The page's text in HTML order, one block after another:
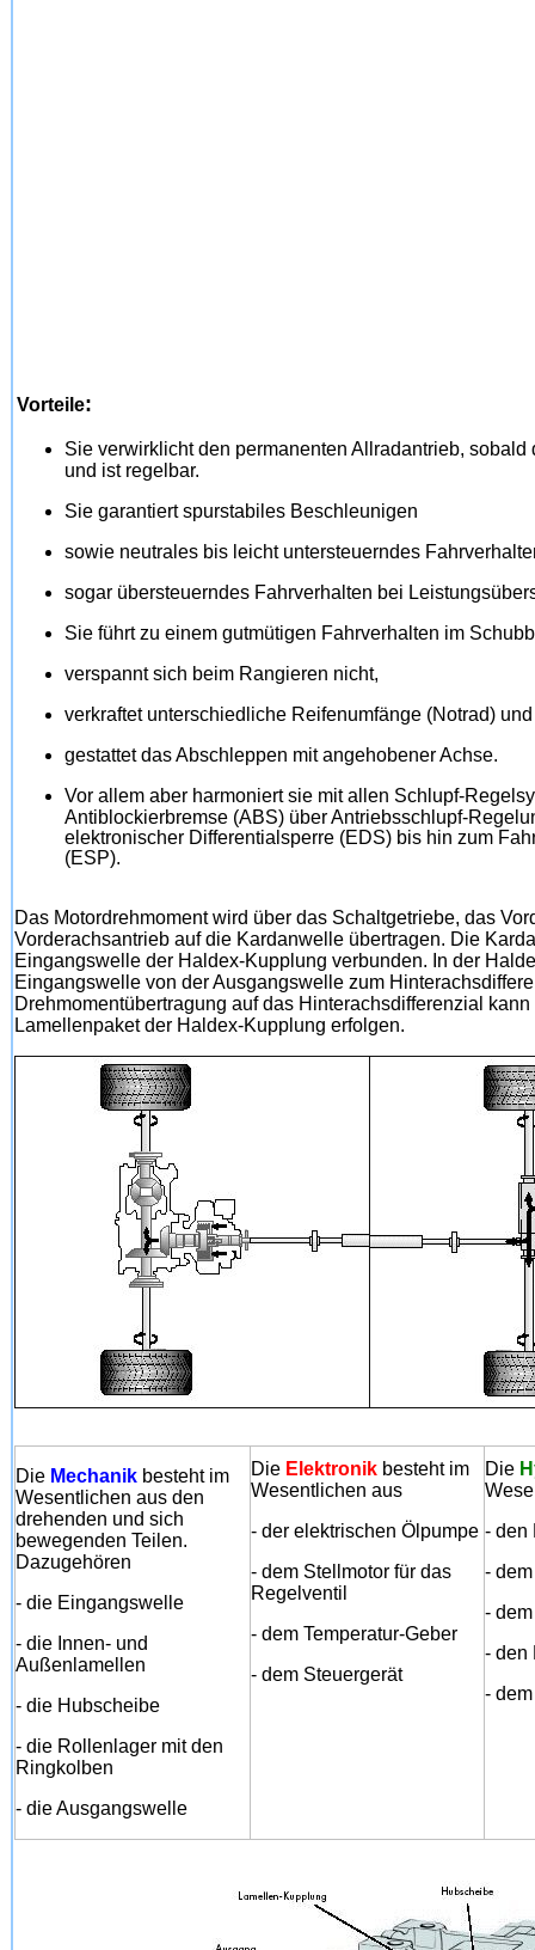
Vorteile:
Sie verwirklicht den permanenten Allradantrieb, sobald
und ist regelbar.
Sie garantiert spurstabiles Beschleunigen
sowie neutrales bis leicht untersteuerndes
sogar übersteuerndes Fahrverhalten bei
Sie führt zu einem gutmütigen Fahrverhalten im
verspannt sich beim Rangieren nicht,
verkraftet unterschiedliche Reifenumfänge (Notrad) und
gestattet das Abschleppen mit angehobener Achse.
Vor allem aber harmoniert sie mit allen Schlupf-
Antiblockierbremse (ABS) über Antriebsschlupf-
elektronischer Differentialsperre (EDS) bis hin zum
(ESP).
Das Motordrehmoment wird über das Schaltgetriebe, das
Vorderachsantrieb auf die Kardanwelle übertragen. Die
Eingangswelle der Haldex-Kupplung verbunden. In der
Eingangswelle von der Ausgangswelle zum
Drehmomentübertragung auf das Hinterachsdifferenzial
Lamellenpaket der Haldex-Kupplung erfolgen.
Die Mechanik besteht im
Wesentlichen aus den
drehenden und sich
bewegenden Teilen.
Dazugehören
- die Eingangswelle
- die Innen- und
Außenlamellen
- die Hubscheibe
- die Rollenlager mit den
Ringkolben
- die Ausgangswelle
Die Elektronik besteht im
Wesentlichen aus
- der elektrischen Ölpumpe
- dem Stellmotor für das
Regelventil
- dem Temperatur-Geber
- dem Steuergerät
Die
- den
-
-
- den
-